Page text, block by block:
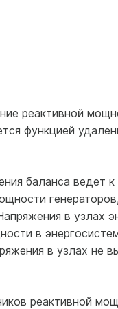
реактивной
функцией
баланса ведет
в узлах
в
в узлах не
реактивной